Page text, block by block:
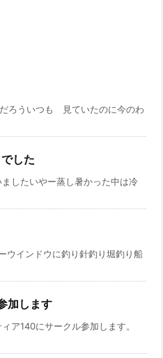
ろういつも 見ていたのに今のわ
した
したいやー蒸し暑かった中は冷
ウインドウに釣り針釣り堀釣り船
加します
ア140にサークル参加します。